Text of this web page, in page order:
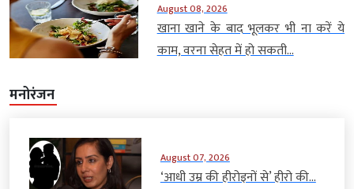
August 08, 2026
खाना खाने के बाद भूलकर भी ना करें ये
काम, वरना सेहत में हो सकती...
मनोरंजन
August 07, 2026
‘आधी उम्र की हीरोइनों से’ हीरो की...